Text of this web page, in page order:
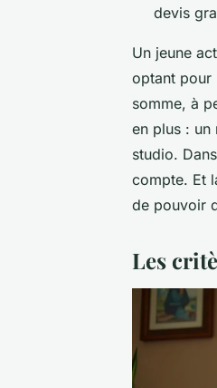
devis
Un jeune
optant pour
somme, à
en plus : un
studio.
compte. Et
de pouvoir
Les